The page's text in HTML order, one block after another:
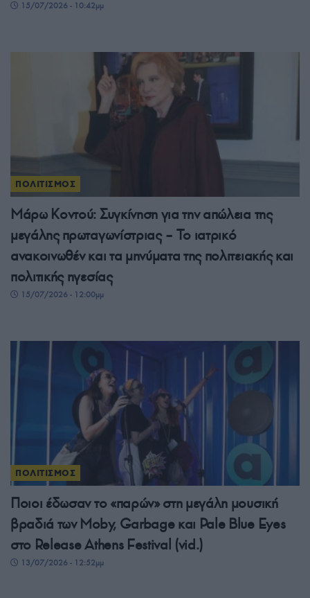
15/07/2026 - 10:42μμ
ΠΟΛΙΤΙΣΜΟΣ
Μάρω Κοντού: Συγκίνηση για την απώλεια της
μεγάλης πρωταγωνίστριας – Το ιατρικό
ανακοινωθέν και τα μηνύματα της πολιτειακής και
πολιτικής ηγεσίας
15/07/2026 - 12:00μμ
ΠΟΛΙΤΙΣΜΟΣ
Ποιοι έδωσαν το «παρών» στη μεγάλη μουσική
βραδιά των Moby, Garbage και Pale Blue Eyes
στο Release Athens Festival (vid.)
13/07/2026 - 12:52μμ